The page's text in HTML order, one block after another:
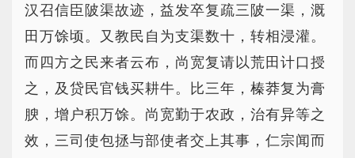
汉召信臣陂渠故迹，益发卒复疏三陂一渠，溉
田万馀顷。又教民自为支渠数十，转相浸灌。
而四方之民来者云布，尚宽复请以荒田计口授
之，及贷民官钱买耕牛。比三年，榛莽复为膏
腴，增户积万馀。尚宽勤于农政，治有异等之
效，三司使包拯与部使者交上其事，仁宗闻而